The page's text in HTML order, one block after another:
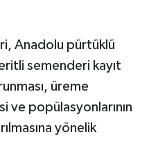
Anadolu pürtüklü
semenderi kayıt
üreme
ve popülasyonlarının
yönelik